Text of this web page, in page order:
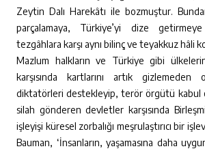
Zeytin Dalı Harekâtı ile bozmuştur.
parçalamaya, Türkiye’yi dize
tezgâhlara karşı aynı bilinç ve teyakkuz hâli
Mazlum halkların ve Türkiye gibi
karşısında kartlarını artık gizlemeden
diktatörleri destekleyip, terör örgütü kabul
silah gönderen devletler karşısında
işleyişi küresel zorbalığı meşrulaştırıcı bir
Bauman, ‘İnsanların, yaşamasına daha